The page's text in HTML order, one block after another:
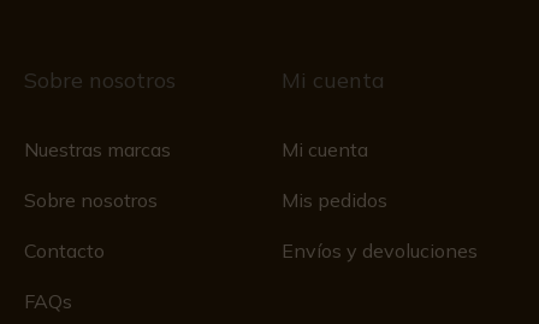
Sobre nosotros
Nuestras marcas
Sobre nosotros
Contacto
FAQs
Mi cuenta
Mi cuenta
Mis pedidos
Envíos y devoluciones